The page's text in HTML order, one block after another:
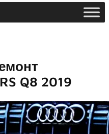
Q8 2019